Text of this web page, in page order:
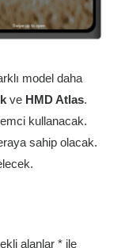
model daha
ve HMD Atlas.
kullanacak.
sahip olacak.
alanlar *ile